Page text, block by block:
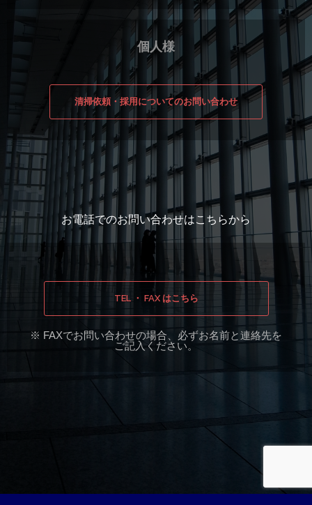
個人様
清掃依頼・採用についてのお問い合わせ
お電話でのお問い合わせはこちらから
TEL ・ FAX はこちら
※ FAXでお問い合わせの場合、必ずお名前と連絡先を
ご記入ください。